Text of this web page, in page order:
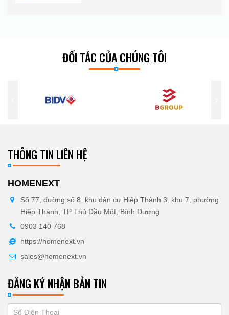
ĐỐI TÁC CỦA CHÚNG TÔI
THÔNG TIN LIÊN HỆ
HOMENEXT
Số 77, đường số 8, khu dân cư Hiệp Thành 3, khu 7, phường
Hiệp Thành, TP Thủ Dầu Một, Bình Dương
0903 140 768
https://homenext.vn
sales@homenext.vn
ĐĂNG KÝ NHẬN BẢN TIN
ĐĂNG